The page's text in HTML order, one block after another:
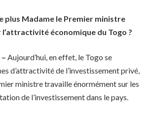
plus Madame le Premier ministre
économique du Togo ?
Aujourd’hui, en effet, le Togo se
d’attractivité de l’investissement privé,
ministre travaille énormément sur les
de l’investissement dans le pays.